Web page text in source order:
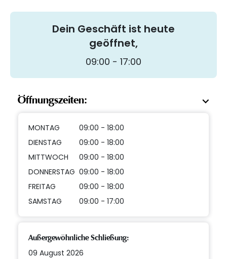
Dein Geschäft ist heute
geöffnet,
09:00 - 17:00
Öffnungszeiten:
MONTAG
09:00 - 18:00
DIENSTAG
09:00 - 18:00
MITTWOCH
09:00 - 18:00
DONNERSTAG 09:00 - 18:00
FREITAG
09:00 - 18:00
SAMSTAG
09:00 - 17:00
Außergewöhnliche Schließung:
09 August 2026